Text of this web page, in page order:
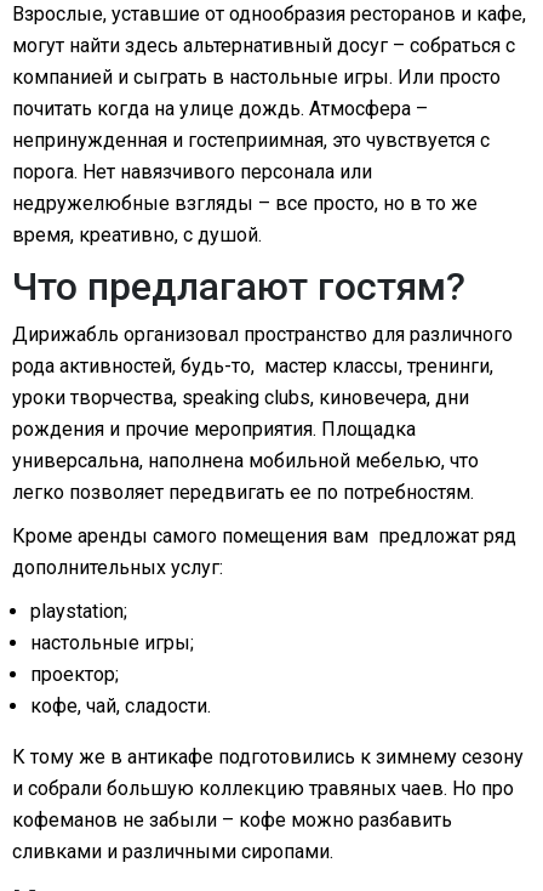
Взрослые, уставшие от однообразия ресторанов и кафе,
могут найти здесь альтернативный досуг – собраться с
компанией и сыграть в настольные игры. Или просто
почитать когда на улице дождь. Атмосфера –
непринужденная и гостеприимная, это чувствуется с
порога. Нет навязчивого персонала или
недружелюбные взгляды – все просто, но в то же
время, креативно, с душой.
Что предлагают гостям?
Дирижабль организовал пространство для различного
рода активностей, будь-то, мастер классы, тренинги,
уроки творчества, speaking clubs, киновечера, дни
рождения и прочие мероприятия. Площадка
универсальна, наполнена мобильной мебелью, что
легко позволяет передвигать ее по потребностям.
Кроме аренды самого помещения вам предложат ряд
дополнительных услуг:
playstation;
настольные игры;
проектор;
кофе, чай, сладости.
К тому же в антикафе подготовились к зимнему сезону
и собрали большую коллекцию травяных чаев. Но про
кофеманов не забыли – кофе можно разбавить
сливками и различными сиропами.